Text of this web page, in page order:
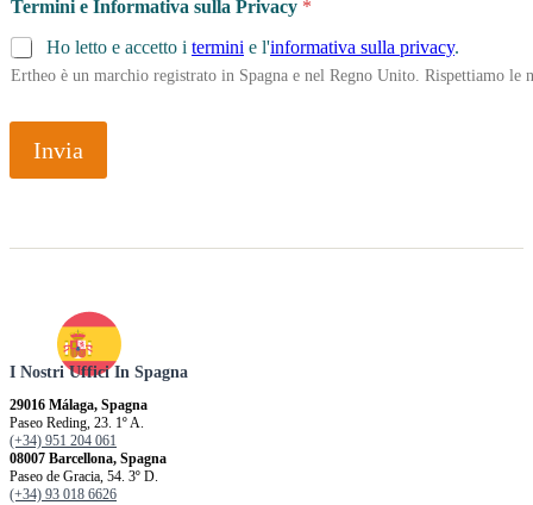
Termini e Informativa sulla Privacy *
Ho letto e accetto i termini e l'informativa sulla privacy.
Ertheo è un marchio registrato in Spagna e nel Regno Unito. Rispettiamo
Invia
I Nostri Uffici In Spagna
29016 Málaga, Spagna
Paseo Reding, 23. 1º A.
(+34) 951 204 061
08007 Barcellona, ​​Spagna
Paseo de Gracia, 54. 3º D.
(+34) 93 018 6626